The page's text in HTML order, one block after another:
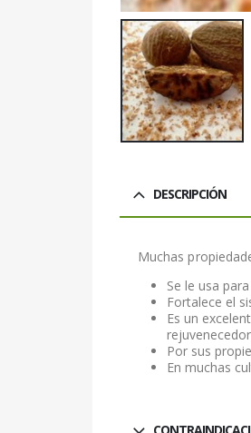
DESCRIPCIÓN
Muchas
Se le usa
Fortalece el
Es un
Por sus
En muchas